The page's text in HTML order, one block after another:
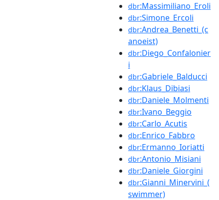
dbr:Massimiliano_Eroli
dbr:Simone_Ercoli
dbr:Andrea_Benetti_(c
anoeist)
dbr:Diego_Confalonier
i
dbr:Gabriele_Balducci
dbr:Klaus_Dibiasi
dbr:Daniele_Molmenti
dbr:Ivano_Beggio
dbr:Carlo_Acutis
dbr:Enrico_Fabbro
dbr:Ermanno_Ioriatti
dbr:Antonio_Misiani
dbr:Daniele_Giorgini
dbr:Gianni_Minervini_(
swimmer)